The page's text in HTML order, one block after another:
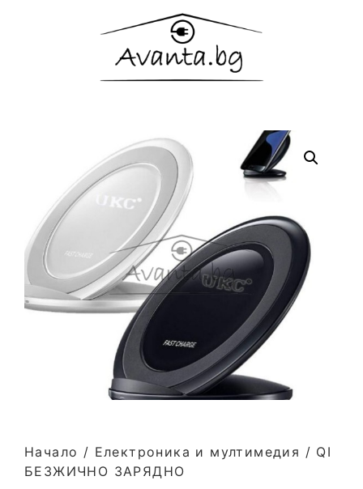
Начало / Електроника и мултимедия / QI
БЕЗЖИЧНО ЗАРЯДНО